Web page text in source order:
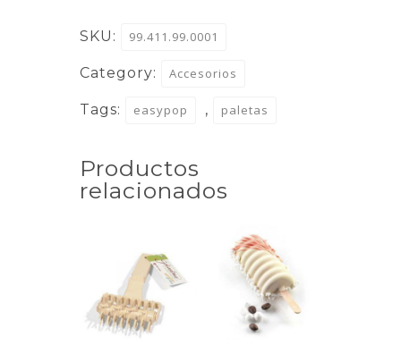
PCS
quantity
SKU: 99.411.99.0001
Category: Accesorios
Tags: easypop , paletas
Productos
relacionados